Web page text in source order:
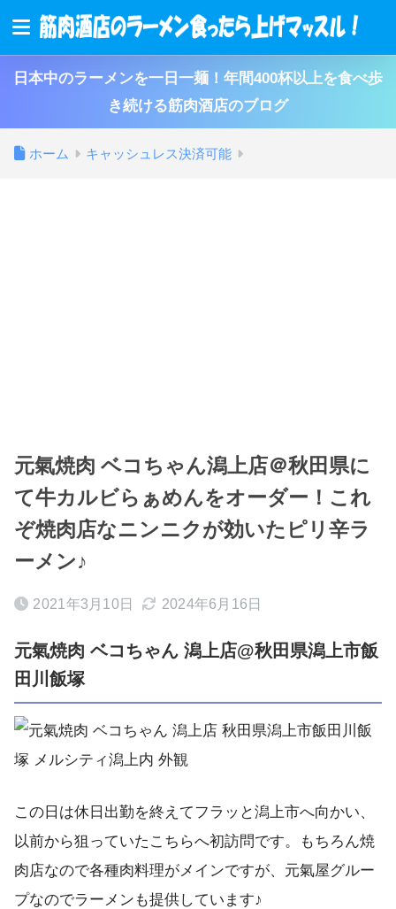
日本中のラーメンを一日一麺！年間400杯以上を食べ歩
き続ける筋肉酒店のブログ
ホーム キャッシュレス決済可能
元氣焼肉 ベコちゃん潟上店＠秋田県に
て牛カルビらぁめんをオーダー！これ
ぞ焼肉店なニンニクが効いたピリ辛ラ
ーメン♪
2021年3月10日 2024年6月16日
元氣焼肉 ベコちゃん 潟上店@秋田県潟上市飯
田川飯塚
この日は休日出勤を終えてフラッと潟上市へ向かい、
以前から狙っていたこちらへ初訪問です。もちろん焼
肉店なので各種肉料理がメインですが、元氣屋グルー
プなのでラーメンも提供しています♪